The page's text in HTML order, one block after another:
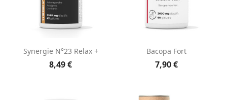
Synergie N°23 Relax +
8,49 €
Bacopa Fort
7,90 €